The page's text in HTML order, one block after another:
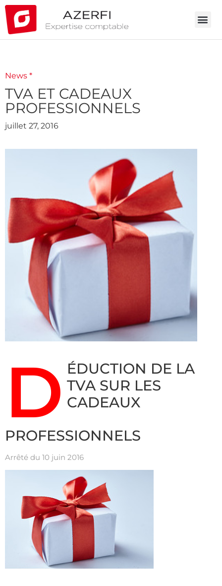
News *
TVA ET CADEAUX
PROFESSIONNELS
juillet 27, 2016
D ÉDUCTION DE LA
TVA SUR LES
CADEAUX
PROFESSIONNELS
Arrêté du 10 juin 2016